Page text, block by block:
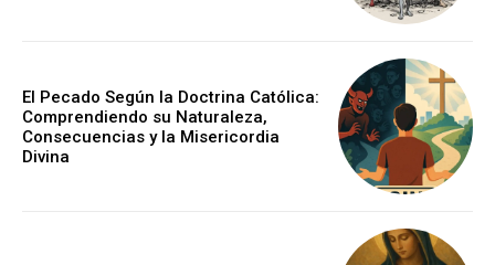
El Pecado Según la Doctrina Católica:
Comprendiendo su Naturaleza,
Consecuencias y la Misericordia
Divina